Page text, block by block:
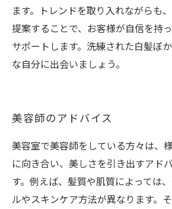
ます。トレンドを取り入れながらも
提案することで、お客様が自信を持
サポートします。洗練された白髪ぼ
な自分に出会いましょう。
美容師のアドバイス
美容室で美容師をしている方々は、
に向き合い、美しさを引き出すアド
す。例えば、髪質や肌質によっては
ルやスキンケア方法が異なります。